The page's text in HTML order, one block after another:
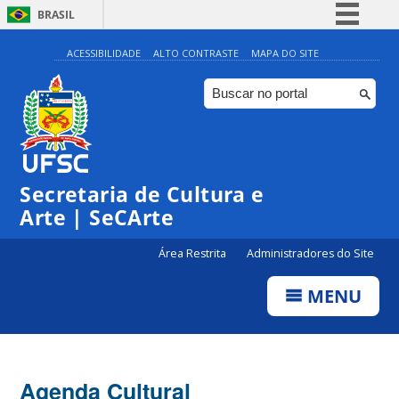
BRASIL
Simplifique!
Comunica BR
Participe
ACESSIBILIDADE ALTO CONTRASTE MAPA DO SITE
Secretaria de Cultura e
Arte | SeCArte
Área Restrita Administradores do Site
MENU
Agenda Cultural